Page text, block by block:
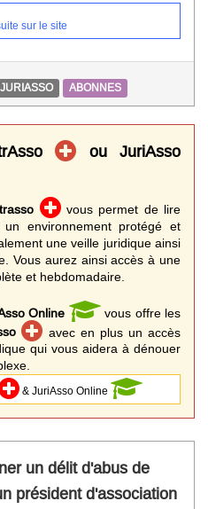
sur le site
JURIASSO ABONNES
ou JuriAsso
vous permet de lire
environnement protégé et
une veille juridique ainsi
Vous aurez ainsi accès à une
et hebdomadaire.
Online
vous offre les
avec en plus un accès
qui vous aidera à dénouer
& JuriAsso Online
un délit d'abus de
président d'association